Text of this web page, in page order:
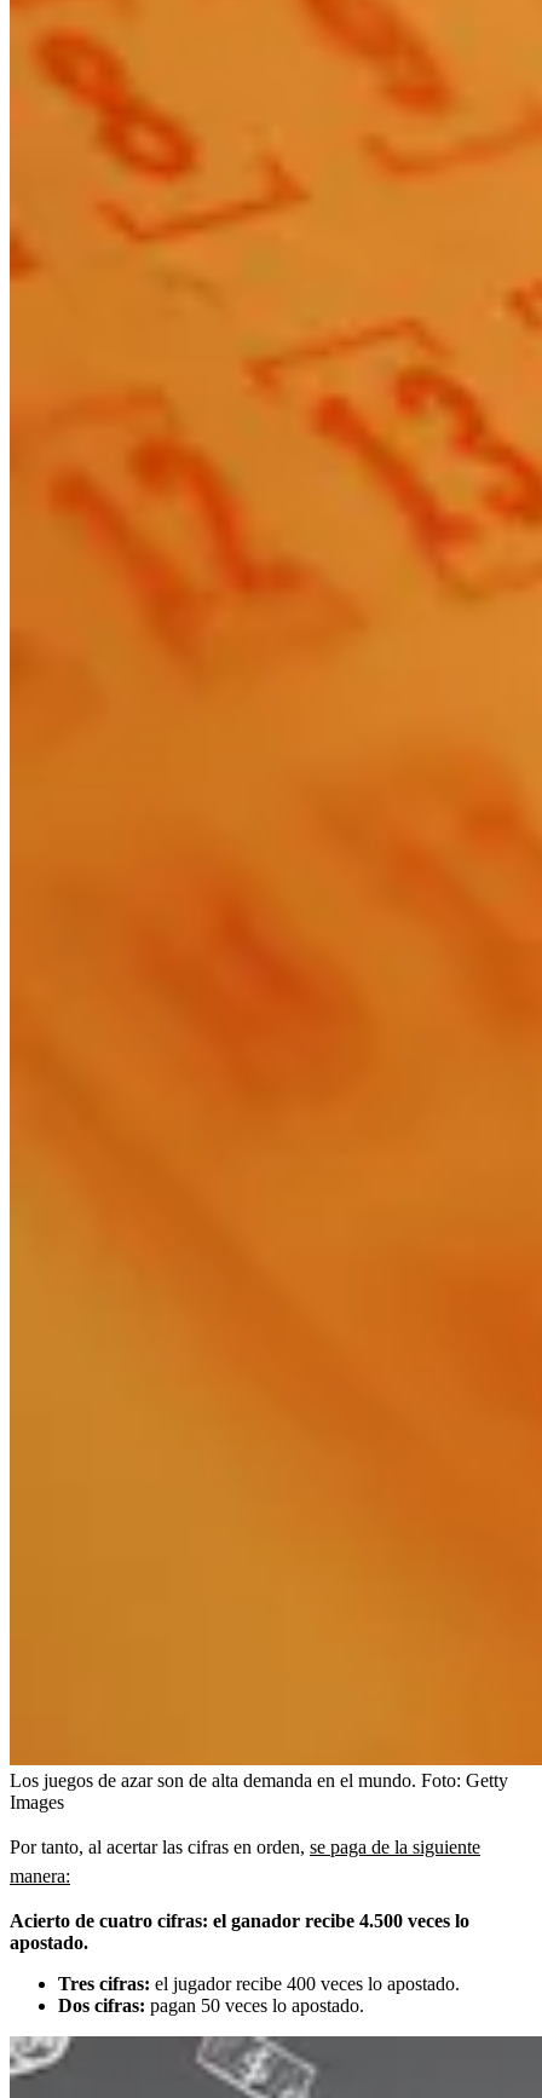
Los juegos de azar son de alta demanda en el mundo. Foto: Getty
Images
Por tanto, al acertar las cifras en orden, se paga de la siguiente
manera:
Acierto de cuatro cifras: el ganador recibe 4.500 veces lo
apostado.
Tres cifras: el jugador recibe 400 veces lo apostado.
Dos cifras: pagan 50 veces lo apostado.